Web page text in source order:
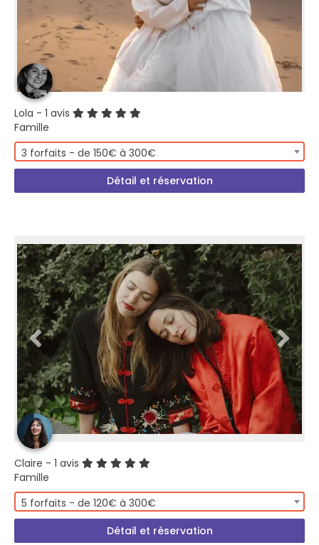
Lola - 1 avis
Famille
3 forfaits - de 150€ à 300€
Détail et réservation
Claire - 1 avis
Famille
5 forfaits - de 120€ à 300€
Détail et réservation